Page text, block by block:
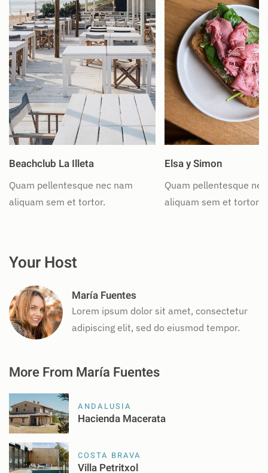
Beachclub La Illeta
Quam pellentesque nec nam
aliquam sem et tortor.
Elsa y Simon
Quam pellentesque
aliquam sem et tortor.
Your Host
María Fuentes
Lorem ipsum dolor sit amet, consectetur
adipiscing elit, sed do eiusmod tempor.
More From María Fuentes
ANDALUSIA
Hacienda Macerata
COSTA BRAVA
Villa Petritxol